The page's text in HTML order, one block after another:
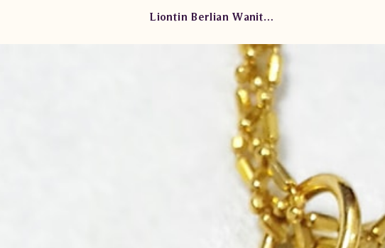
Liontin Berlian Wanita Emas XL.HK.22K sDES